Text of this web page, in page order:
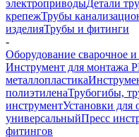
электроприводыДетали
крепежТрубы
изделияТрубы и фитинги
-
Оборудование сварочное
Инструмент для монтажа
металлопластика
полиэтиленаТрубогибы,
инструментУстановки для
универсальныйПресс
фитингов